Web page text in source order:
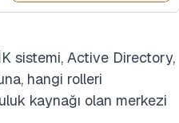
sistemi, Active Directory,
hangi rolleri
kaynağı olan merkezi